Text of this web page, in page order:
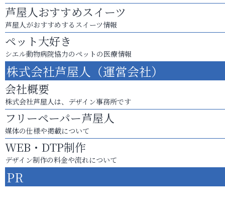
芦屋人おすすめスイーツ
芦屋人がおすすめするスイーツ情報
ペット大好き
シエル動物病院協力のペットの医療情報
株式会社芦屋人（運営会社）
会社概要
株式会社芦屋人は、デザイン事務所です
フリーペーパー芦屋人
媒体の仕様や掲載について
WEB・DTP制作
デザイン制作の料金や流れについて
PR